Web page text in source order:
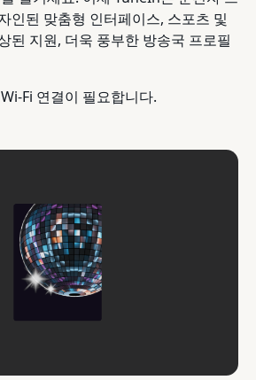
인된 맞춤형 인터페이스, 스포츠 및
된 지원, 더욱 풍부한 방송국 프로필
Fi 연결이 필요합니다.